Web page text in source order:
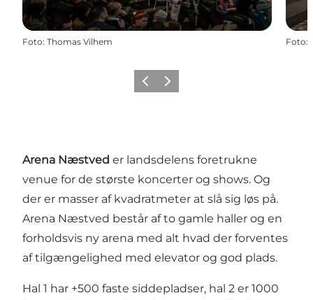
Foto: Thomas Vilhem Foto:
ForrigeNæste
Arena Næstved er landsdelens foretrukne
venue for de største koncerter og shows. Og
der er masser af kvadratmeter at slå sig løs på.
Arena Næstved består af to gamle haller og en
forholdsvis ny arena med alt hvad der forventes
af tilgængelighed med elevator og god plads.
Hal 1 har +500 faste siddepladser, hal 2 er 1000